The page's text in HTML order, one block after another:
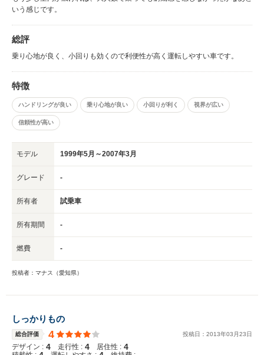
いう感じです。
総評
乗り心地が良く、小回りも効くので利便性が高く運転しやすい車です。
特徴
ハンドリングが良い 乗り心地が良い 小回りが利く 視界が広い
信頼性が高い
モデル 1999年5月～2007年3月
グレード -
所有者 試乗車
所有期間 -
燃費 -
投稿者：マナス（愛知県）
しっかりもの
総合評価 4 投稿日： 2013年03 月23日
デザイン : 4 走行性 : 4 居住性 : 4